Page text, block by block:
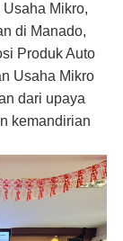
Mikro,
di Manado,
Produk Auto
Usaha Mikro
dari upaya
kemandirian